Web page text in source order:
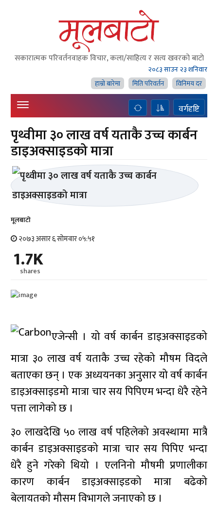
सकारात्मक परिवर्तनवाहक विचार, कला/साहित्य र सत्य खवरको बाटाे
२०८३ साउन २३ शनिवार
हाम्राे बारेमा
मिति परिवर्तन विनिमय दर
वर्गदृष्टि
पृथ्वीमा ३० लाख वर्ष यताकै उच्च कार्बन
डाइअक्साइडको मात्रा
मूलबाटाे
२०७३ असार ६ सोमवार ०५:५१
1.7K
shares
एजेन्सी । यो वर्ष कार्बन डाइअक्साइडको
मात्रा ३० लाख वर्ष यताकै उच्च रहेको मौषम विदले
बताएका छन् । एक अध्ययनका अनुसार यो वर्ष कार्बन
डाइअक्साइडमो मात्रा चार सय पिपिएम भन्दा धेरै रहेने
पत्ता लागेको छ ।
३० लाखदेखि ५० लाख वर्ष पहिलेको अवस्थामा मात्रै
कार्बन डाइअक्साइडको मात्रा चार सय पिपिए भन्दा
धेरै हुने गरेको थियो । एलनिनो मौषमी प्रणालीका
कारण कार्बन डाइअक्साइडको मात्रा बढेको
बेलायतको मौसम विभागले जनाएको छ ।